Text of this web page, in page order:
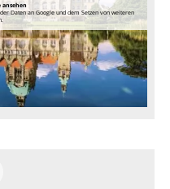
ansehen
Daten an Google und dem Setzen von weiteren